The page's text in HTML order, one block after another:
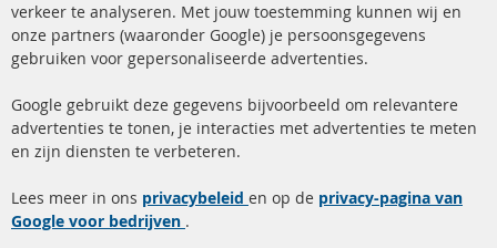
+49 (0) 4533 799 00 0
ma-do: 09-17 u, vr Fr 09-16 u
info@contra-automotive.de
facebook
instagram
Snelle links
Roetfilter reiniging
Kundenservice
verkeer te analyseren. Met jouw toestemming kunnen wij en
onze partners (waaronder Google) je persoonsgegevens
gebruiken voor gepersonaliseerde advertenties.
Google gebruikt deze gegevens bijvoorbeeld om relevantere
advertenties te tonen, je interacties met advertenties te meten
en zijn diensten te verbeteren.
Lees meer in ons privacybeleid en op de privacy-pagina van
Google voor bedrijven .